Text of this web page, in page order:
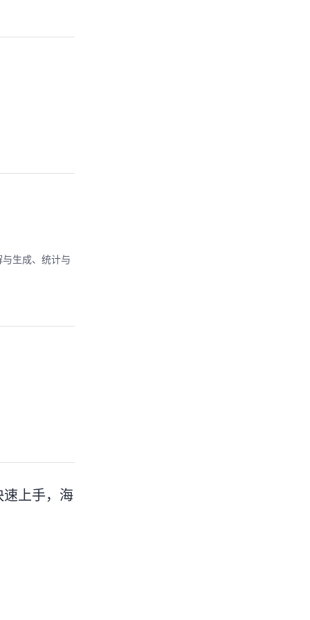
生成、统计与
上手，海